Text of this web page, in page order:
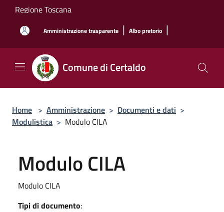
Salta al contenuto principale
Regione Toscana
Amministrazione trasparente | Albo pretorio |
Comune di Certaldo
Home > Amministrazione > Documenti e dati >
Modulistica > Modulo CILA
Modulo CILA
Modulo CILA
Tipi di documento: